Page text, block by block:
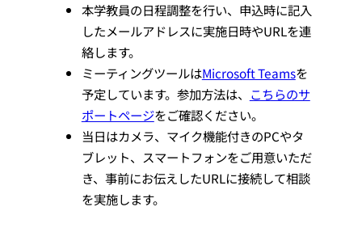
本学教員の日程調整を行い、申込時に記入
したメールアドレスに実施日時やURLを連
絡します。
ミーティングツールはMicrosoft Teamsを
予定しています。参加方法は、 こちらのサ
ポートページをご確認ください。
当日はカメラ、マイク機能付きのPCやタ
ブレット、スマートフォンをご用意いただ
き、事前にお伝えしたURLに接続して相談
を実施します。